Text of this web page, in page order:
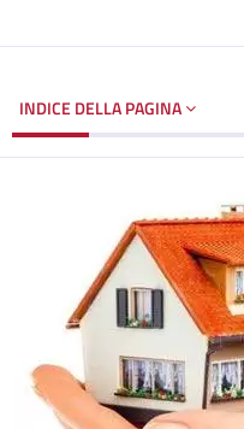
INDICE DELLA PAGINA